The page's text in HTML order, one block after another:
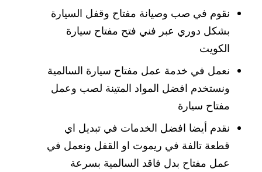
نقوم في صب وصيانة مفتاح وقفل السيارة
بشكل دوري عبر فني فتح مفتاح سيارة
الكويت
نعمل في خدمة عمل مفتاح سيارة السالمية
ونستخدم افضل المواد المتينة لصب وعمل
مفتاح سيارة
نقدم أيضا افضل الخدمات في تبديل اي
قطعة تالفة في ريموت او القفل ونعمل في
عمل مفتاح بدل فاقد السالمية بسرعة